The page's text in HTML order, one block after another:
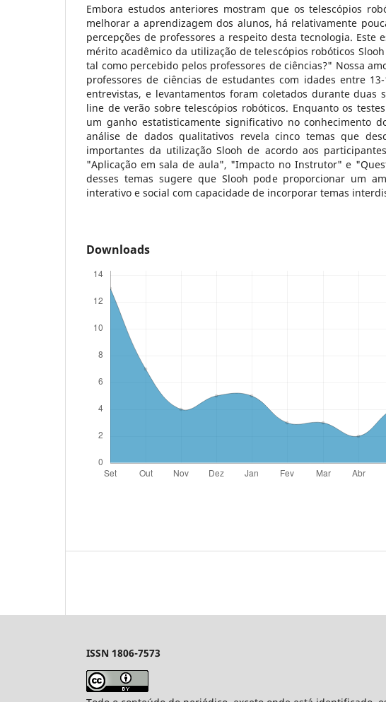
Embora estudos anteriores mostram que os telescópios
melhorar a aprendizagem dos alunos, há relativamente
percepções de professores a respeito desta tecnologia. Este
mérito acadêmico da utilização de telescópios robóticos
tal como percebido pelos professores de ciências?" Nossa
professores de ciências de estudantes com idades entre
entrevistas, e levantamentos foram coletados durante duas
line de verão sobre telescópios robóticos. Enquanto os
um ganho estatisticamente significativo no conhecimento
análise de dados qualitativos revela cinco temas que
importantes da utilização Slooh de acordo aos
"Aplicação em sala de aula", "Impacto no Instrutor" e
desses temas sugere que Slooh pode proporcionar um
interativo e social com capacidade de incorporar temas
Downloads
ISSN 1806-7573